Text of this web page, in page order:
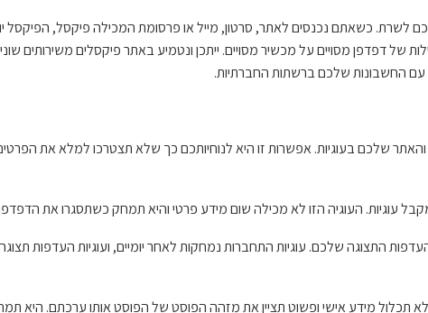
כשאתם נכנסים לאתר, סרטון, מייל או פרסומת המכילה פיקסל, הפיקסל
דפדפן מסויים על מכשיר מסויים. ייתכן ונטמיע באתר פיקסלים משירותים
עם החשבונות שלכם ברשתות החברתיות.
שלכם בעוגיות. אפשרות זו היא לנוחיותכם כך שלא תצטרכו למלא את
עוגיות. העוגיה הזו לא מכילה שום מידע פרטי והיא תמחק כשתסגרו את
התצוגה שלכם. עוגיות התחברות נמחקות לאחר יומיים, ועוגיות העדפות
תכלול מידע אישי ופשוט תציין את מזהה הפוסט של הפוסט אותו ערכתם. היא